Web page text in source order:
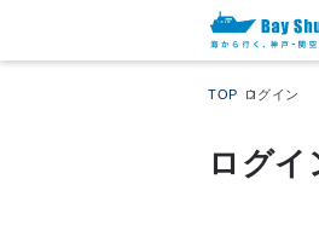
TOP ログイン
ログイ